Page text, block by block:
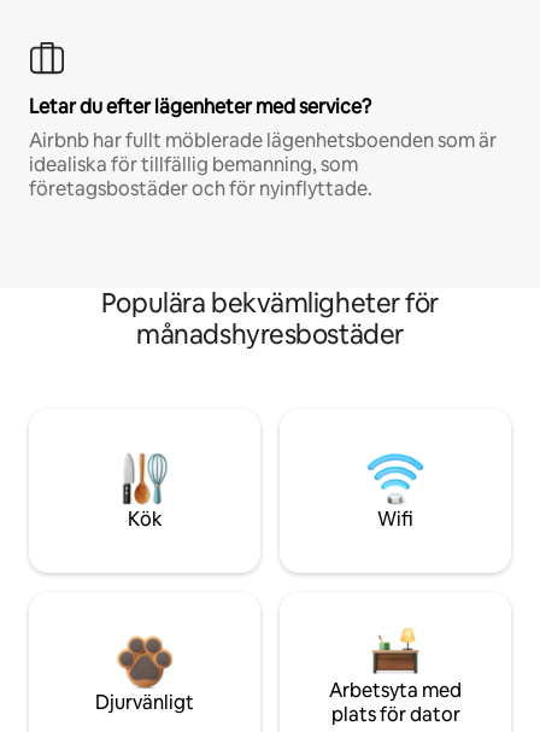
Letar du efter lägenheter med service?
Airbnb har fullt möblerade lägenhetsboenden som är
idealiska för tillfällig bemanning, som
företagsbostäder och för nyinflyttade.
Populära bekvämligheter för
månadshyresbostäder
Kök Wifi
Djurvänligt
Arbetsyta med
plats för dator